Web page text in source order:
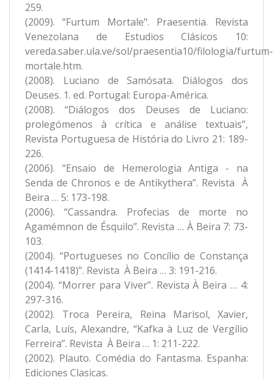
259.
(2009). “Furtum Mortale". Praesentia. Revista
Venezolana de Estudios Clásicos 10:
vereda.saber.ula.ve/sol/praesentia10/filologia/furtum-
mortale.htm‎.
(2008). Luciano de Samósata. Diálogos dos
Deuses. 1. ed. Portugal: Europa-América.
(2008). “Diálogos dos Deuses de Luciano:
prolegómenos à crítica e análise textuais”,
Revista Portuguesa de História do Livro 21: 189-
226.
(2006). “Ensaio de Hemerologia Antiga - na
Senda de Chronos e de Antikythera”. Revista À
Beira … 5: 173-198.
(2006). “Cassandra. Profecias de morte no
Agamémnon de Ésquilo”. Revista … À Beira 7: 73-
103.
(2004). “Portugueses no Concílio de Constança
(1414-1418)”. Revista À Beira … 3: 191-216.
(2004). “Morrer para Viver”. Revista À Beira … 4:
297-316.
(2002). Troca Pereira, Reina Marisol, Xavier,
Carla, Luís, Alexandre, “Kafka à Luz de Vergílio
Ferreira”. Revista À Beira … 1: 211-222.
(2002). Plauto. Comédia do Fantasma. Espanha:
Ediciones Clasicas.